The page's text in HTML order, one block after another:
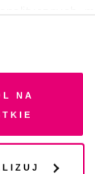
na pliki
się na
końcowym
Zgodę
ponowić w
zgody
na